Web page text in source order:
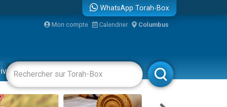
WhatsApp Torah-Box
Mon compte Calendrier Columbus
Livres Rabbanim